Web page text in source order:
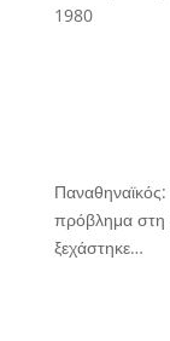
1980
πρόβλημα στη
ξεχάστηκε…